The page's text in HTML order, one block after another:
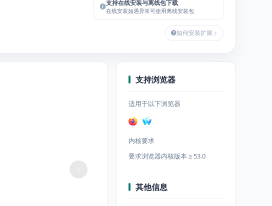
支持在线安装与离线包下载
在线安装如遇异常可使用离线安装包
如何安装扩展
支持浏览器
适用于以下浏览器
内核要求
要求浏览器内核版本 ≥ 53.0
其他信息